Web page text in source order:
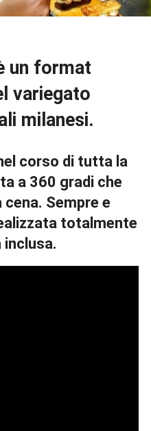
un format
variegato
milanesi.
corso di tutta la
a 360 gradi che
Sempre e
totalmente
inclusa.